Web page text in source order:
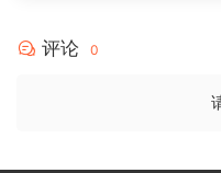
Bitwig Studio 5.1.9中的更
记录音符音高弯曲并不总
某些参数类型的自动记录
状态（回归）[35666]
评论 0